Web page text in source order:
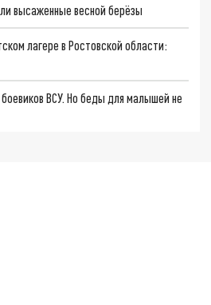
высаженные весной берёзы
лагере в Ростовской области:
ВСУ. Но беды для малышей не